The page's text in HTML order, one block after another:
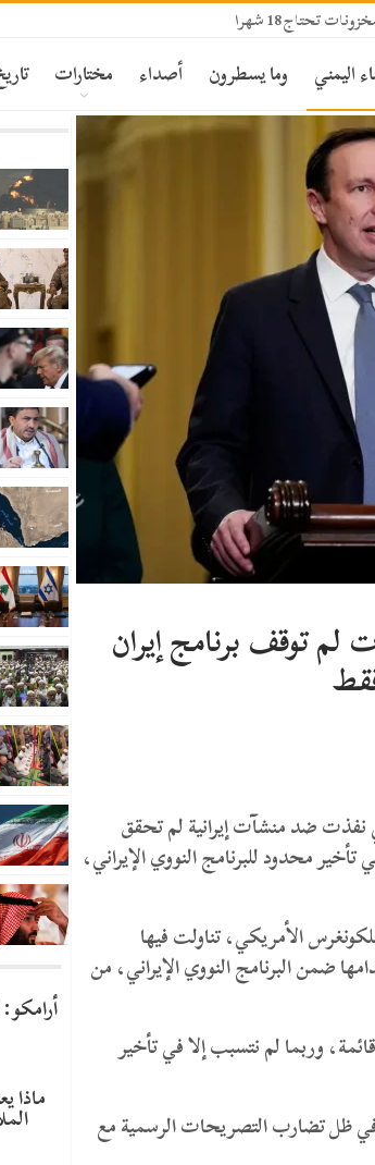
اليمني وما يسطرون أصداء مختارات
توقف برنامج إيران
نفذت ضد منشآت إيرانية لم تحقق
محدود للبرنامج النووي الإيراني،
الأمريكي، تناولت فيها
ضمن البرنامج النووي الإيراني، من
وربما لم نتسبب إلا في تأخير
في ظل تضارب التصريحات الرسمية مع
ماذا